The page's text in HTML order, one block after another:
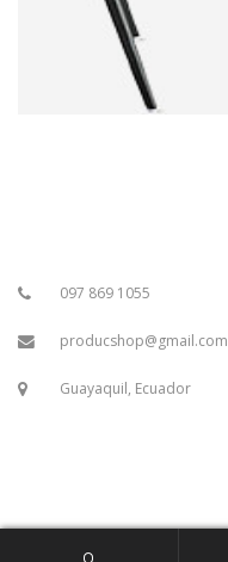
097 869 1055
producshop@gmail.com
Guayaquil, Ecuador